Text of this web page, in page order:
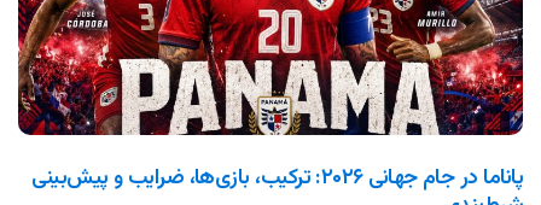
پاناما در جام جهانی ۲۰۲۶: ترکیب، بازی‌ها، ضرایب و پیش‌بینی